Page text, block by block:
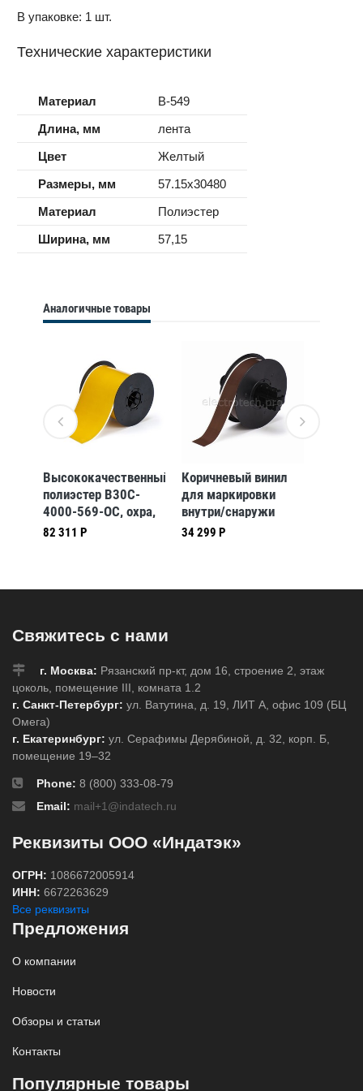
В упаковке: 1 шт.
Технические характеристики
Материал
B-549
Длина, мм
лента
Цвет
Желтый
Размеры, мм
57.15x30480
Материал
Полиэстер
Ширина, мм
57,15
Аналогичные товары
Высококачественный
полиэстер B30C-
4000-569-OC, охра,
101,6 мм * 30,48 м
82 311 Р
Коричневый винил
для маркировки
внутри/снаружи
помещения B30C-
34 299 Р
Свяжитесь с нами
г. Москва: Рязанский пр-кт, дом 16, строение 2, этаж
цоколь, помещение III, комната 1.2
г. Санкт-Петербург: ул. Ватутина, д. 19, ЛИТ А, офис 109 (БЦ
Омега)
г. Екатеринбург: ул. Серафимы Дерябиной, д. 32, корп. Б,
помещение 19–32
Phone: 8 (800) 333-08-79
Email: mail+1@indatech.ru
Реквизиты ООО «Индатэк»
ОГРН: 1086672005914
ИНН: 6672263629
Все реквизиты
Предложения
О компании
Новости
Обзоры и статьи
Контакты
Популярные товары